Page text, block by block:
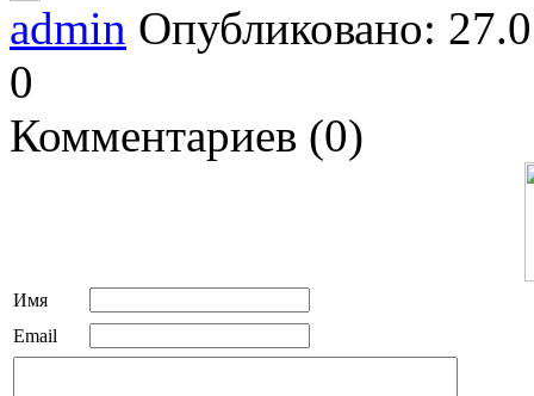
admin Опубликовано:
0
Комментариев (0)
Имя
Email